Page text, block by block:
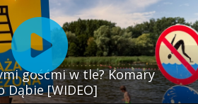
gośćmi w tle? Komary
Dąbie [WIDEO]